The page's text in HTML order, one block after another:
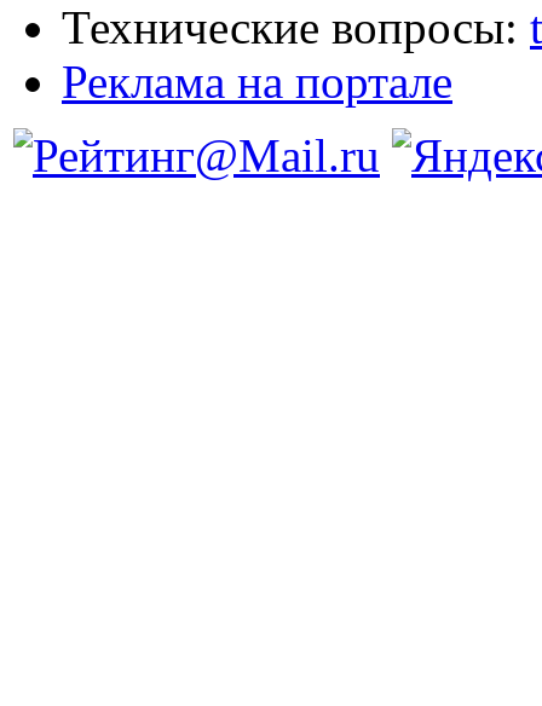
Технические вопросы:
Реклама на портале